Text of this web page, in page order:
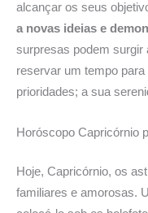
alcançar os seus
a novas ideias e
surpresas podem surgir
reservar um tempo
prioridades; a sua
Horóscopo Capricórnio
Hoje, Capricórnio, os
familiares e amorosas.